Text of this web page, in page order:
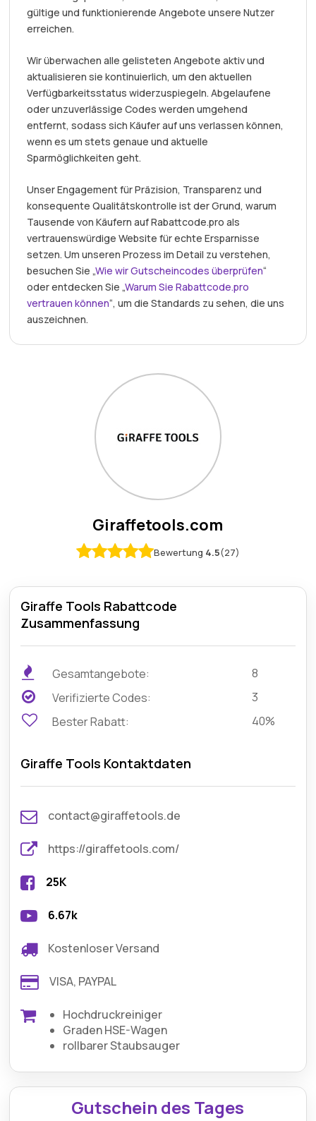
gültige und funktionierende Angebote unsere Nutzer
erreichen.
Wir überwachen alle gelisteten Angebote aktiv und
aktualisieren sie kontinuierlich, um den aktuellen
Verfügbarkeitsstatus widerzuspiegeln. Abgelaufene
oder unzuverlässige Codes werden umgehend
entfernt, sodass sich Käufer auf uns verlassen können,
wenn es um stets genaue und aktuelle
Sparmöglichkeiten geht.
Unser Engagement für Präzision, Transparenz und
konsequente Qualitätskontrolle ist der Grund, warum
Tausende von Käufern auf Rabattcode.pro als
vertrauenswürdige Website für echte Ersparnisse
setzen. Um unseren Prozess im Detail zu verstehen,
besuchen Sie „Wie wir Gutscheincodes überprüfen“
oder entdecken Sie „Warum Sie Rabattcode.pro
vertrauen können“, um die Standards zu sehen, die uns
auszeichnen.
Giraffetools.com
Bewertung 4.5(27)
Giraffe Tools Rabattcode
Zusammenfassung
Gesamtangebote:
8
Verifizierte Codes:
3
Bester Rabatt:
40%
Giraffe Tools Kontaktdaten
contact@giraffetools.de
https://giraffetools.com/
25K
6.67k
Kostenloser Versand
VISA, PAYPAL
Hochdruckreiniger
Graden HSE-Wagen
rollbarer Staubsauger
Gutschein des Tages